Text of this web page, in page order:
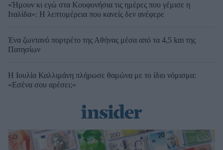
«Ήμουν κι εγώ στα Κουφονήσια τις ημέρες που γέμισε η
Ιταλίδα»: Η λεπτομέρεια που κανείς δεν ανέφερε
Ένα ζωντανό πορτρέτο της Αθήνας μέσα από τα 4,5 km της
Πατησίων
Η Ιουλία Καλλιμάνη πλήρωσε θαμώνα με το ίδιο νόμισμα:
«Εσένα σου αρέσει;»